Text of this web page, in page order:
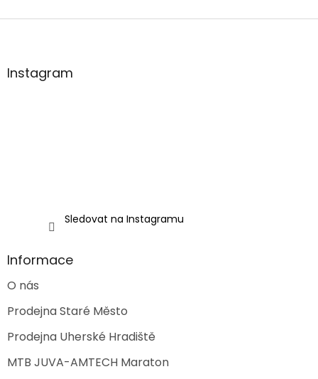
Z
aInstagram
Sledovat na Instagramu
Informace
O nás
Prodejna Staré Město
Prodejna Uherské Hradiště
MTB JUVA-AMTECH Maraton